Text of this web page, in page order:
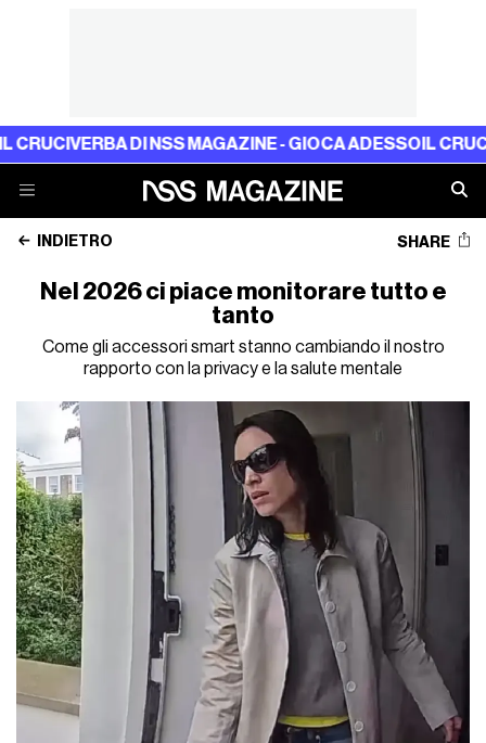
DI NSS MAGAZINE - GIOCA ADESSOIL
INDIETRO SHARE
Nel 2026 ci piace monitorare tutto e
tanto
Come gli accessori smart stanno cambiando il nostro
rapporto con la privacy e la salute mentale